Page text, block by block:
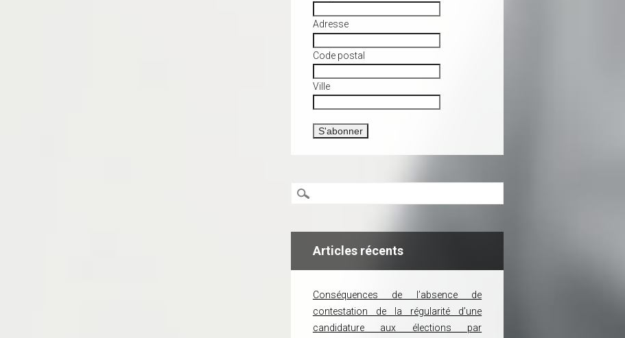
Adresse
Code postal
Ville
Articles récents
Conséquences de l’absence de
contestation de la régularité d’une
candidature aux élections par